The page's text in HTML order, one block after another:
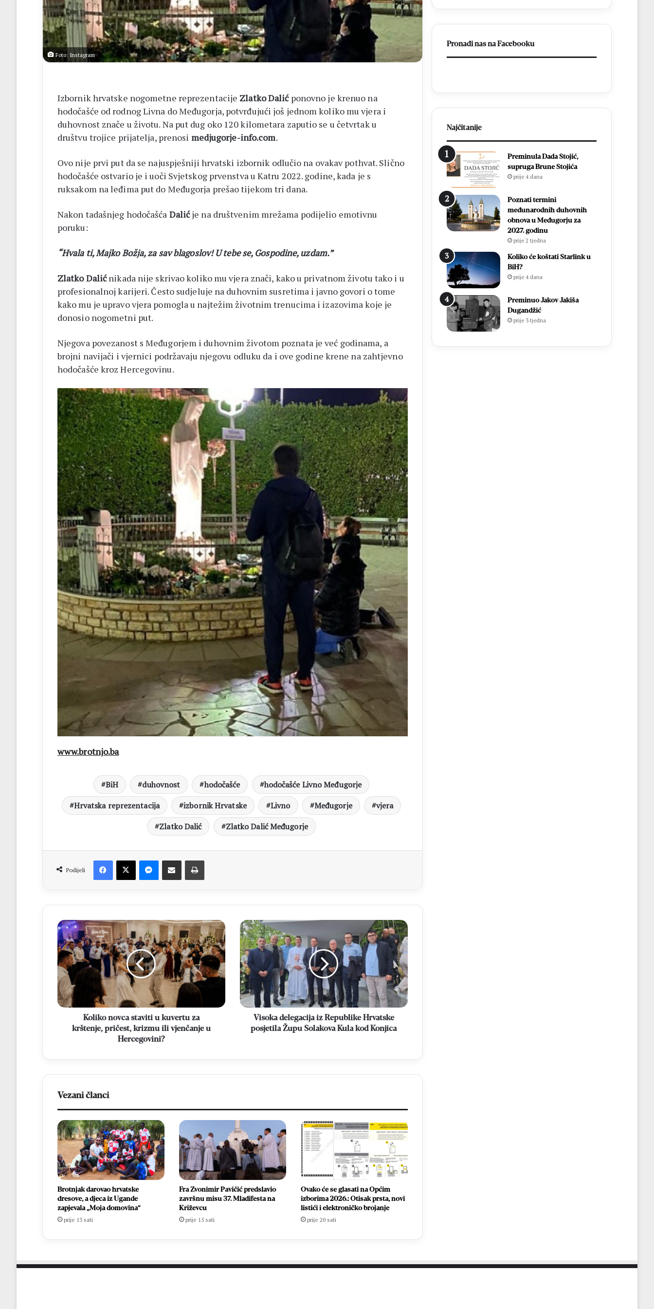
Foto: Instagram
Izbornik hrvatske nogometne reprezentacije Zlatko Dalićponovno je krenuo na
hodočašće od rodnog Livna do Međugorja, potvrđujući još jednom koliko mu vjera i
duhovnost znače u životu. Na put dug oko 120 kilometara zaputio se u četvrtak u
društvu trojice prijatelja, prenosi medjugorje-info.com.
Ovo nije prvi put da se najuspješniji hrvatski izbornik odlučio na ovakav pothvat. Slično
hodočašće ostvario je i uoči Svjetskog prvenstva u Katru 2022. godine, kada je s
ruksakom na leđima put do Međugorja prešao tijekom tri dana.
Nakon tadašnjeg hodočašća Dalićje na društvenim mrežama podijelio emotivnu
poruku:
“Hvala ti, Majko Božja, za sav blagoslov! U tebe se, Gospodine, uzdam.”
Zlatko Dalićnikada nije skrivao koliko mu vjera znači, kako u privatnom životu tako i u
profesionalnoj karijeri. Često sudjeluje na duhovnim susretima i javno govori o tome
kako mu je upravo vjera pomogla u najtežim životnim trenucima i izazovima koje je
donosio nogometni put.
Njegova povezanost s Međugorjem i duhovnim životom poznata je već godinama, a
brojni navijači i vjernici podržavaju njegovu odluku da i ove godine krene na zahtjevno
hodočašće kroz Hercegovinu.
www.brotnjo.ba
BiH duhovnost hodočašće
hodočašće Livno Međugorje
Hrvatska reprezentacija
izbornik Hrvatske Livno Međugorje
vjera
Zlatko Dalić
Zlatko Dalić Međugorje
Podijeli
Facebook
X MessengerDijeli putem Emaila Printaj
Koliko
novca
staviti
u
kuvertu
za
krštenje,
pričest,
krizmu
vjenčanje
Koliko novca staviti u kuvertu za
krštenje, pričest, krizmu ili vjenčanje u
Hercegovini?
Visoka
delegacija
iz
Republike
Hrvatske
posjetila
Župu
Solakova
Kula
Konjica
Visoka delegacija iz Republike Hrvatske
posjetila Župu Solakova Kula kod Konjica
Vezani članci
Brotnjak darovao hrvatske
dresove, a djeca iz Ugande
zapjevala „Moja domovina“
prije 13 sati
Fra Zvonimir Pavičić predslavio
završnu misu 37. Mladifesta na
Križevcu
prije 15 sati
Ovako će se glasati na Općim
izborima 2026.: Otisak prsta, novi
listići i elektroničko brojanje
prije 20 sati
listići
i
elektroničko
brojanje
otvorila
prema
miru
Pronađi nas na Facebooku
Najčitanije
Preminula Dada Stojić,
supruga Brune Stojića
prije 4 dana
Poznati termini
međunarodnih duhovnih
obnova u Međugorju za
2027. godinu
prije 2 tjedna
Koliko će koštati Starlink u
BiH?
prije 4 dana
Preminuo Jakov Jakiša
Dugandžić
prije 3 tjedna